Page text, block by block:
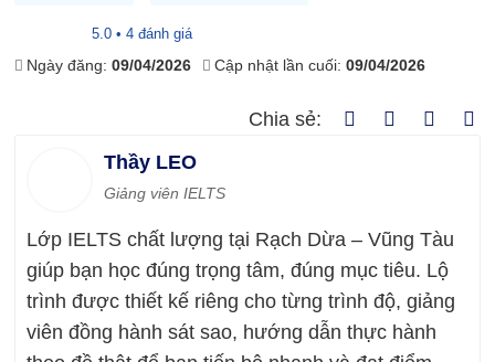
5.0 • 4 đánh giá
Ngày đăng:09/04/2026 Cập nhật lần cuối:09/04/2026
Chia sẻ:
Thầy LEO
Giảng viên IELTS
Lớp IELTS chất lượng tại Rạch Dừa – Vũng Tàu
giúp bạn học đúng trọng tâm, đúng mục tiêu. Lộ
trình được thiết kế riêng cho từng trình độ, giảng
viên đồng hành sát sao, hướng dẫn thực hành